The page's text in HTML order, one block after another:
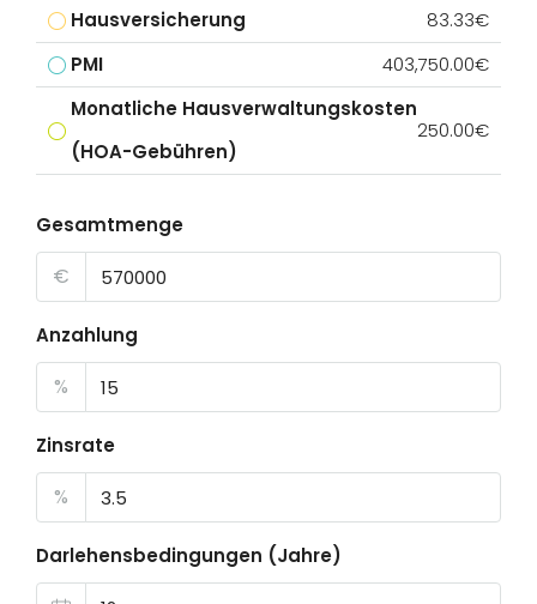
Hausversicherung
83.33€
PMI
403,750.00€
Monatliche Hausverwaltungskosten
(HOA-Gebühren)
250.00€
Gesamtmenge
€
Anzahlung
%
Zinsrate
%
Darlehensbedingungen (Jahre)